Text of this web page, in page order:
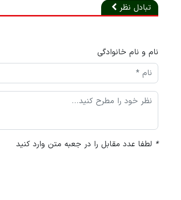
تبادل نظر
نام و نام خانوادگی
* لطفا عدد مقابل را در جعبه متن وارد کنید